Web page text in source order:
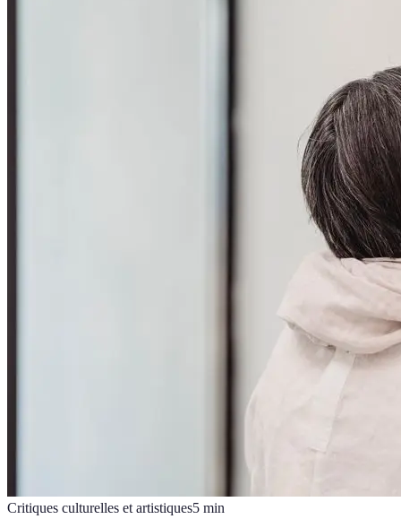
Critiques culturelles et artistiques5 min